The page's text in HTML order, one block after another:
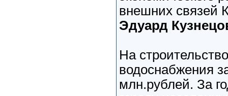
внешних связей
Эдуард
На
водоснабжения
млн.рублей. За